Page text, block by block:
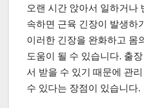
오랜 시간 앉아서 일하거나
속하면 근육 긴장이 발생하
이러한 긴장을 완화하고 몸
도움이 될 수 있습니다. 출
서 받을 수 있기 때문에 관
수 있다는 장점이 있습니다.